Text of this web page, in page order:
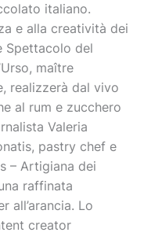
italiano.
e alla creatività dei
Spettacolo del
maître
realizzerà dal vivo
al rum e zucchero
Valeria
pastry chef e
– Artigiana dei
raffinata
all’arancia. Lo
creator